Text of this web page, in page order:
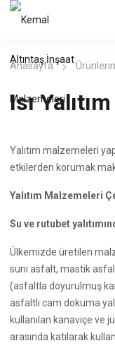
Anasayfa
Isı
Yalıtım malzemeleri
etkilerden korumak
Yalıtım Malzemeleri
Su ve rutubet
Ülkemizde üretilen
suni asfalt, mastik
(asfaltla doyurulmuş
asfaltlı cam dokuma
kullanılan kanaviçe ve
arasında katılarak